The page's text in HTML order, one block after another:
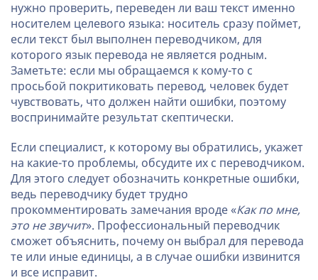
нужно проверить, переведен ли ваш текст именно
носителем целевого языка: носитель сразу поймет,
если текст был выполнен переводчиком, для
которого язык перевода не является родным.
Заметьте: если мы обращаемся к кому-то с
просьбой покритиковать перевод, человек будет
чувствовать, что должен найти ошибки, поэтому
воспринимайте результат скептически.
Если специалист, к которому вы обратились, укажет
на какие-то проблемы, обсудите их с переводчиком.
Для этого следует обозначить конкретные ошибки,
ведь переводчику будет трудно
прокомментировать замечания вроде «Как по мне,
это не звучит». Профессиональный переводчик
сможет объяснить, почему он выбрал для перевода
те или иные единицы, а в случае ошибки извинится
и все исправит.